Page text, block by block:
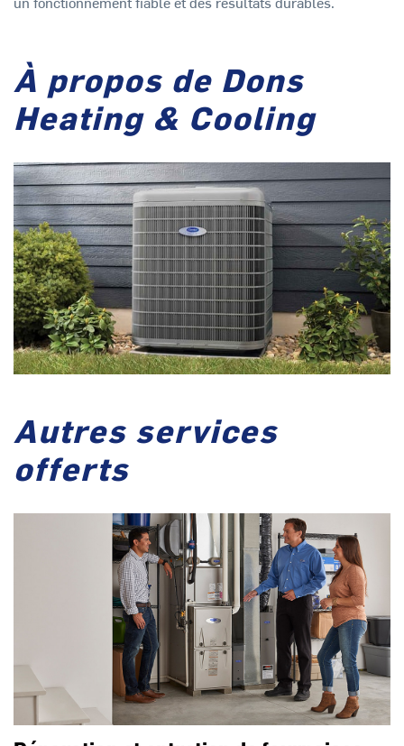
À propos de Dons
Heating & Cooling
Autres services
offerts